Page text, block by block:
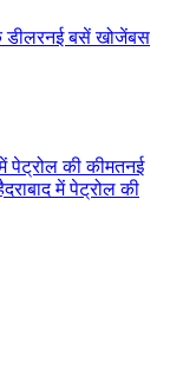
डीलरनई बसें खोजेंबस
पेट्रोल की कीमतनई
में पेट्रोल की